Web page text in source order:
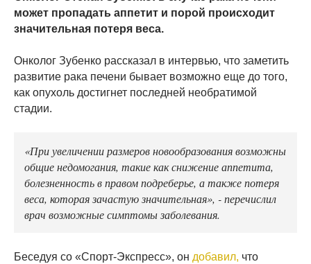
может пропадать аппетит и порой происходит
значительная потеря веса.
Онколог Зубенко рассказал в интервью, что заметить
развитие рака печени бывает возможно еще до того,
как опухоль достигнет последней необратимой
стадии.
«При увеличении размеров новообразования возможны
общие недомогания, такие как снижение аппетита,
болезненность в правом подреберье, а также потеря
веса, которая зачастую значительная», - перечислил
врач возможные симптомы заболевания.
Беседуя со «Спорт-Экспресс», он добавил, что